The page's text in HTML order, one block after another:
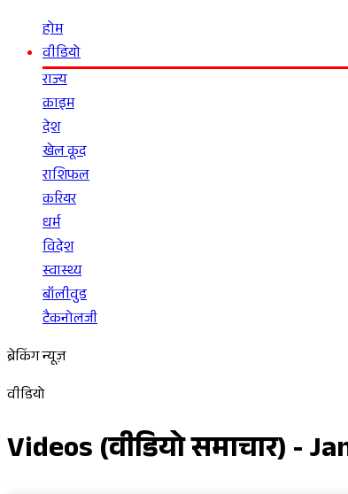
होम
वीडियो
राज्य
क्राइम
देश
खेल कूद
राशिफल
करियर
धर्म
विदेश
स्वास्थ्य
बॉलीवुड
टैकनोलजी
ब्रेकिंग न्यूज़
वीडियो
Videos (वीडियो समाचार) -